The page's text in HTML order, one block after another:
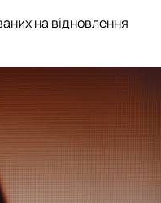
на відновлення